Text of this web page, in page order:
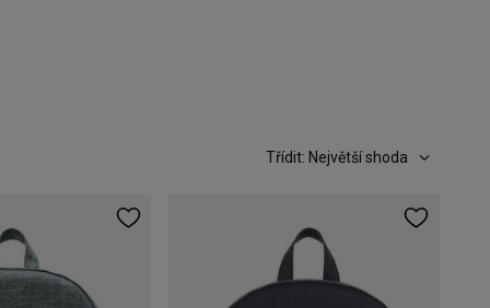
Třídit: Největší shoda